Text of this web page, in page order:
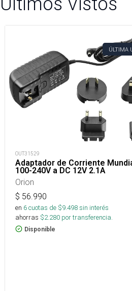
ÚLTIMA
OUT31529
Adaptador de Corriente
100-240V a DC 12V 2.1A
Orion
$ 56.990
en 6cuotas de $9.498sin interés
ahorras $2.280 por transferencia.
Disponible